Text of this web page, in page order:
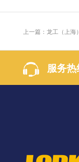
上一篇：龙工（上
服务热